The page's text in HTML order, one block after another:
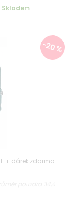
Skladem
-20 %
+ dárek zdarma